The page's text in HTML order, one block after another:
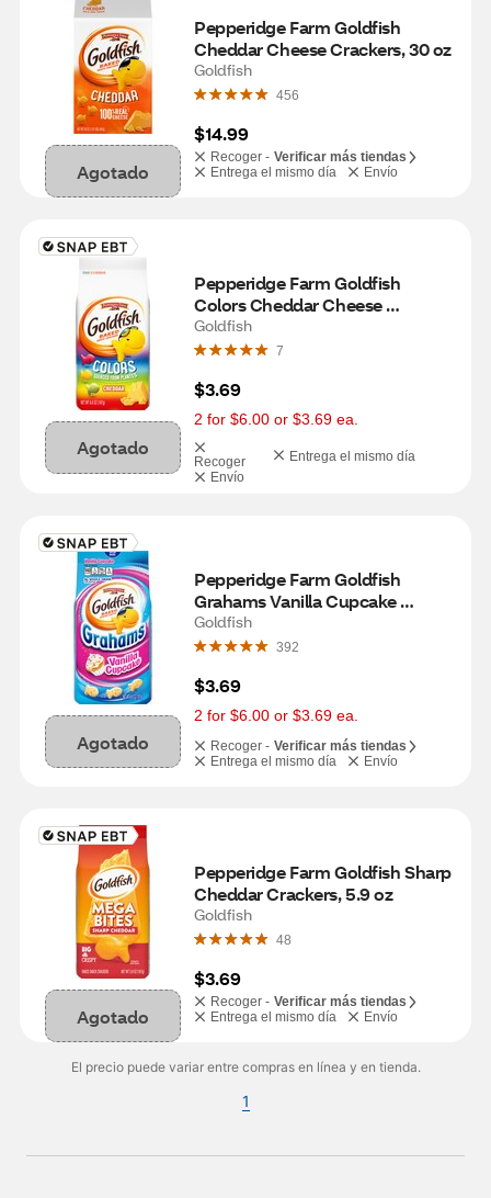
Agotado
Pepperidge Farm Goldfish
Cheddar Cheese Crackers, 30 oz
Goldfish
456
$14.99
Recoger - Verificar más tiendas
Entrega el mismo día
Envío
Agotado
Pepperidge Farm Goldfish
Colors Cheddar Cheese
Crackers, 6.6 Oz
Goldfish
7
$3.69
2 for $6.00 or $3.69 ea.
Recoger
Entrega el mismo día
Envío
Agotado
Pepperidge Farm Goldfish
Grahams Vanilla Cupcake
Grahams, 6.6 oz
Goldfish
392
$3.69
2 for $6.00 or $3.69 ea.
Recoger - Verificar más tiendas
Entrega el mismo día
Envío
Agotado
Pepperidge Farm Goldfish Sharp
Cheddar Crackers, 5.9 oz
Goldfish
48
$3.69
Recoger - Verificar más tiendas
Entrega el mismo día
Envío
El precio puede variar entre compras en línea y en tienda.
1